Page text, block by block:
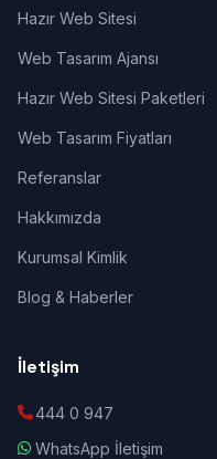
Hazır Web Sitesi
Web Tasarım Ajansı
Hazır Web Sitesi Paketleri
Web Tasarım Fiyatları
Referanslar
Hakkımızda
Kurumsal Kimlik
Blog & Haberler
İletişim
444 0 947
WhatsApp İletişim